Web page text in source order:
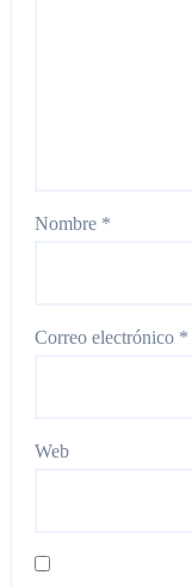
Nombre *
Correo electrónico *
Web